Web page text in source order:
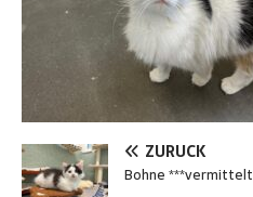
ZURÜCK
Bohne